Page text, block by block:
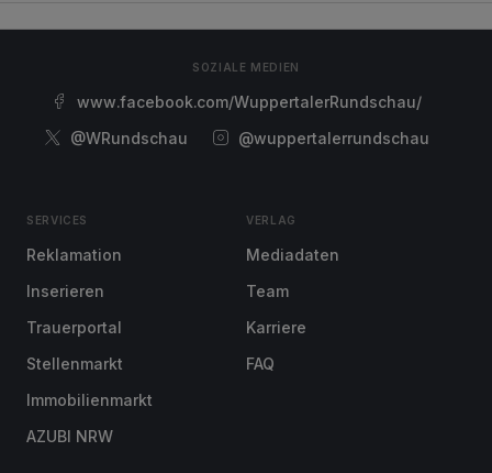
SOZIALE MEDIEN
www.facebook.com/WuppertalerRundschau/
@WRundschau
@wuppertalerrundschau
SERVICES
Reklamation
Inserieren
Trauerportal
Stellenmarkt
Immobilienmarkt
AZUBI NRW
VERLAG
Mediadaten
Team
Karriere
FAQ